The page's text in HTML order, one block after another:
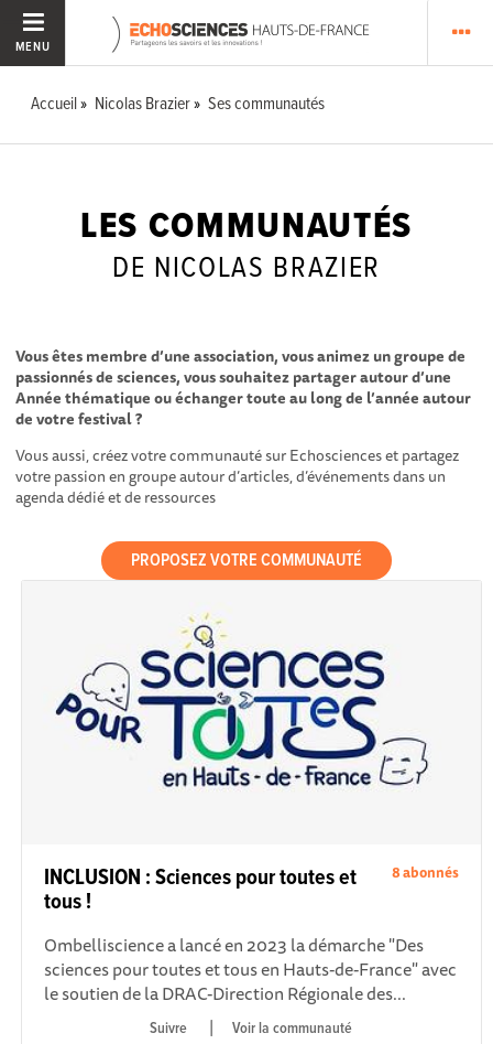
MENU
Accueil Nicolas Brazier Ses communautés
LES COMMUNAUTÉS
DE NICOLAS BRAZIER
Vous êtes membre d’une association, vous animez un groupe de
passionnés de sciences, vous souhaitez partager autour d’une
Année thématique ou échanger toute au long de l’année autour
de votre festival ?
Vous aussi, créez votre communauté sur Echosciences et partagez
votre passion en groupe autour d’articles, d’événements dans un
agenda dédié et de ressources
PROPOSEZ VOTRE COMMUNAUTÉ
8 abonnés
INCLUSION : Sciences pour toutes et
tous !
Ombelliscience a lancé en 2023 la démarche "Des
sciences pour toutes et tous en Hauts-de-France" avec
le soutien de la DRAC-Direction Régionale des...
|
Voir la communauté